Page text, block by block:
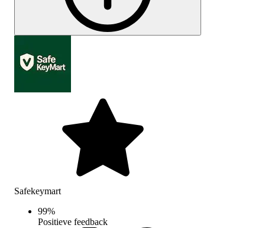
Safekeymart
99%
Positieve feedback